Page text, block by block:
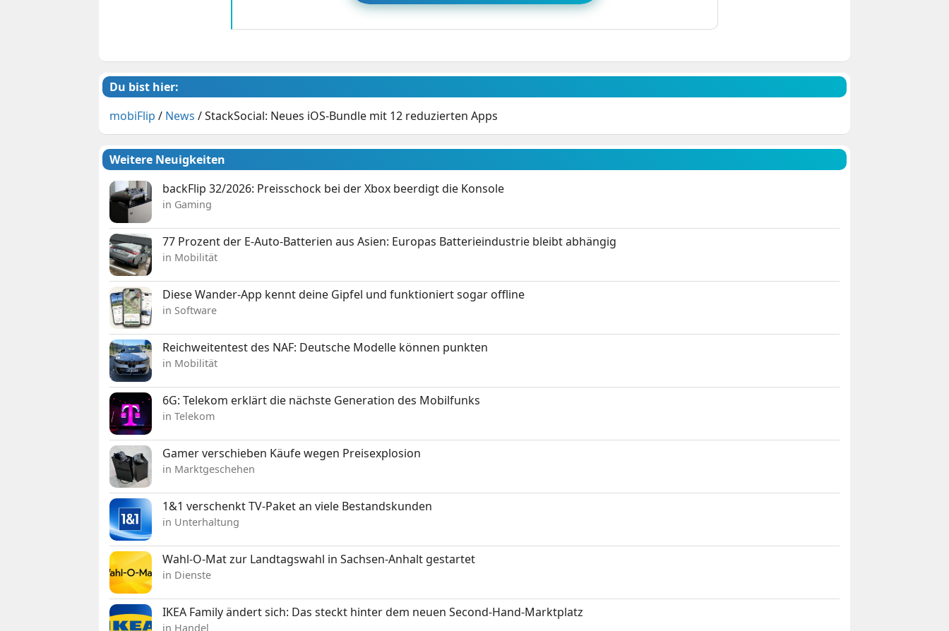
Du bist hier:
mobiFlip / News /StackSocial: Neues iOS-Bundle mit 12 reduzierten Apps
Weitere Neuigkeiten
backFlip 32/2026: Preisschock bei der Xbox beerdigt die Konsole
in Gaming
77 Prozent der E-Auto-Batterien aus Asien: Europas Batterieindustrie bleibt abhängig
in Mobilität
Diese Wander-App kennt deine Gipfel und funktioniert sogar offline
in Software
Reichweitentest des NAF: Deutsche Modelle können punkten
in Mobilität
6G: Telekom erklärt die nächste Generation des Mobilfunks
in Telekom
Gamer verschieben Käufe wegen Preisexplosion
in Marktgeschehen
1&1 verschenkt TV-Paket an viele Bestandskunden
in Unterhaltung
Wahl-O-Mat zur Landtagswahl in Sachsen-Anhalt gestartet
in Dienste
IKEA Family ändert sich: Das steckt hinter dem neuen Second-Hand-Marktplatz
in Handel